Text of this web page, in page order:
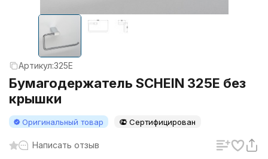
Артикул:325E
Бумагодержатель SCHEIN 325E без
крышки
Оригинальный товар Сертифицирован
Написать отзыв